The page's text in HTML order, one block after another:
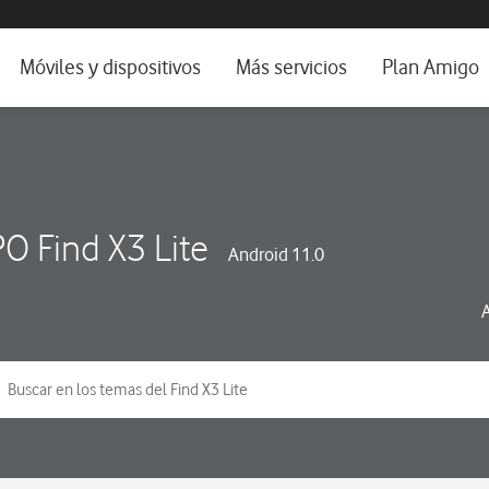
e idioma
Móviles y dispositivos Más servicios Plan Amigo
Find X3 Lite Android 11.0